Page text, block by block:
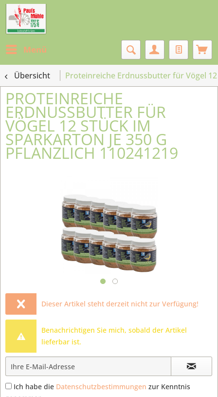
Menü
Übersicht Proteinreiche Erdnussbutter für Vögel 12
PROTEINREICHE
ERDNUSSBUTTER FÜR
VÖGEL 12 STÜCK IM
SPARKARTON JE 350 G
PFLANZLICH 110241219
Dieser Artikel steht derzeit nicht zur Verfügung!
Benachrichtigen Sie mich, sobald der Artikel
lieferbar ist.
Ich habe die Datenschutzbestimmungen zur Kenntnis